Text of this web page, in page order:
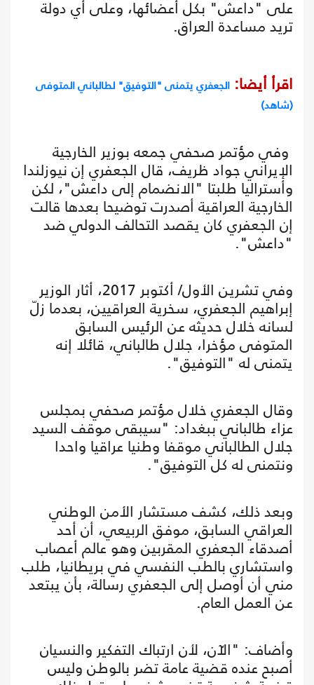
على "داعش" بكل أعضائها، وعلى أي دولة
تريد مساعدة العراق.
اقرأ أيضا: الجعفري يتمنى "التوفيق" لطالباني المتوفى
(شاهد)
وفي مؤتمر صحفي جمعه بوزير الخارجية
الإيراني جواد ظريف، قال الجعفري إن نيوزلندا
وأستراليا طلبتا "الانضمام إلى داعش"، لكن
الخارجية العراقية أصدرت توضيحا بعدها قالت
إن الجعفري كان يقصد التحالف الدولي ضد
"داعش".
وفي تشرين الأول/ أكتوبر 2017، أثار الوزير
إبراهيم الجعفري، سخرية العراقيين، بعدما زلّ
لسانه خلال حديثه عن الرئيس السابق
المتوفى مؤخرا، جلال طالباني، قائلا إنه
يتمنى له "التوفيق".
وقال الجعفري خلال مؤتمر صحفي بمجلس
عزاء طالباني ببغداد: "سيبقى موقف السيد
جلال الطالباني موقفا وطنيا عراقيا واحدا
ونتمنى له كل التوفيق".
وبعد ذلك، كشف مستشار الأمن الوطني
العراقي السابق، موفق الربيعي، أن أحد
أصدقاء الجعفري المقربين وهو عالم أعصاب
واستشاري بالطب النفسي في بريطانيا، طلب
مني أن أوصل إلى الجعفري رسالة، بأن يبتعد
عن العمل العام.
وأضاف: "الآن، لأن ارتباك التفكير والنسيان
أصبح عنده قضية عامة تضر بالوطن وليس